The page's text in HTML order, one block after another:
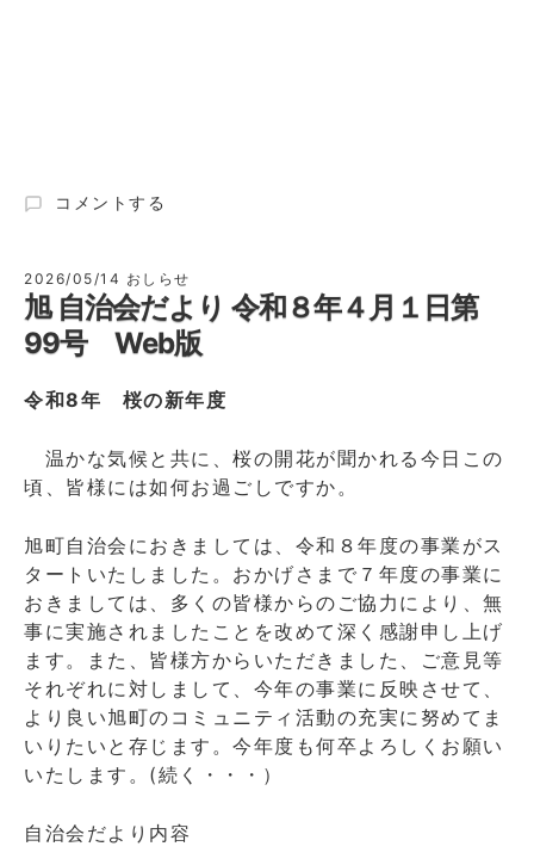
旭
会
だ
よ
り
和
年
月
日
第
100
号
Web
に
コメントする
2026/05/14 おしらせ
旭 自治会だより 令和８年４月１日第
99号 Web版
令和8年 桜の新年度
温かな気候と共に、桜の開花が聞かれる今日この
頃、皆様には如何お過ごしですか。
旭町自治会におきましては、令和８年度の事業がス
タートいたしました。おかげさまで７年度の事業に
おきましては、多くの皆様からのご協力により、無
事に実施されましたことを改めて深く感謝申し上げ
ます。また、皆様方からいただきました、ご意見等
それぞれに対しまして、今年の事業に反映させて、
より良い旭町のコミュニティ活動の充実に努めてま
いりたいと存じます。今年度も何卒よろしくお願い
いたします。(続く・・・）
自治会だより内容